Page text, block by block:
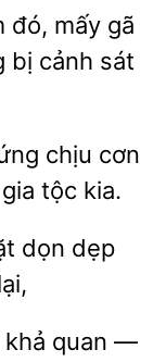
đó, mấy gã
bị cảnh sát
chịu cơn
dọn dẹp
quan